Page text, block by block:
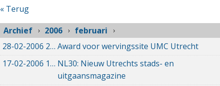
« Terug
Archief
2006
februari
28-02-2006 28-02-2006 00:00
Award voor wervingssite UMC Utrecht
17-02-2006 17-02-2006 00:00
NL30: Nieuw Utrechts stads- en
uitgaansmagazine